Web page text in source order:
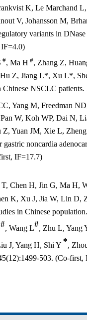
K, Le Marchand
V, Johansson M,
variants in
IF=4.0)
#, Ma H #, Zhang Z,
Z, Jiang L*, Xu L*,
NSCLC patients.
Yang M, Freedman
W, Koh WP, Dai N,
Yuan JM, Xie L,
noncardia
IF=17.7)
T, Chen H, Jin G, Ma H,
K, Xu J, Jia W, Lin D,
in Chinese
#, Wang L#, Zhu L, Yang
J, Yang H, Shi Y *,
503. (Co-first,